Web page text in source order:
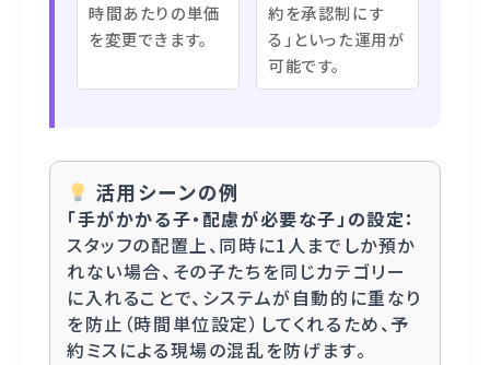
時間あたりの単価
を変更できます。
約を承認制にす
る」といった運用が
可能です。
活用シーンの例
「手がかかる子・配慮が必要な子」の設定：
スタッフの配置上、同時に1人までしか預か
れない場合、その子たちを同じカテゴリー
に入れることで、システムが自動的に重なり
を防止（時間単位設定）してくれるため、予
約ミスによる現場の混乱を防げます。